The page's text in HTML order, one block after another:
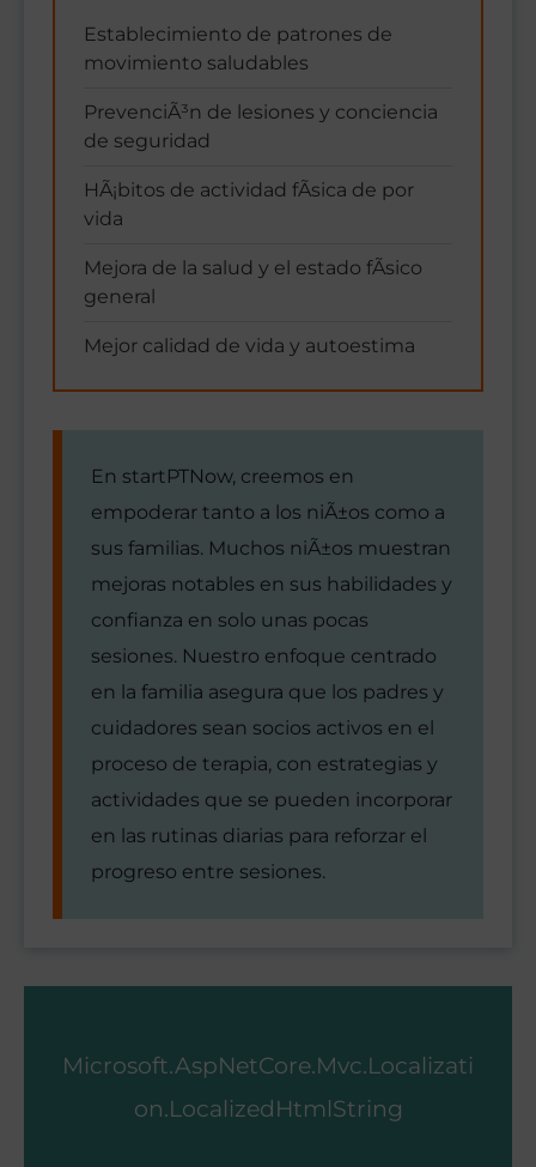
Establecimiento de patrones de
movimiento saludables
PrevenciÃ³n de lesiones y conciencia
de seguridad
HÃ¡bitos de actividad fÃ­sica de por
vida
Mejora de la salud y el estado fÃ­sico
general
Mejor calidad de vida y autoestima
En startPTNow, creemos en
empoderar tanto a los niÃ±os como a
sus familias. Muchos niÃ±os muestran
mejoras notables en sus habilidades y
confianza en solo unas pocas
sesiones. Nuestro enfoque centrado
en la familia asegura que los padres y
cuidadores sean socios activos en el
proceso de terapia, con estrategias y
actividades que se pueden incorporar
en las rutinas diarias para reforzar el
progreso entre sesiones.
Microsoft.AspNetCore.Mvc.Localizati
on.LocalizedHtmlString